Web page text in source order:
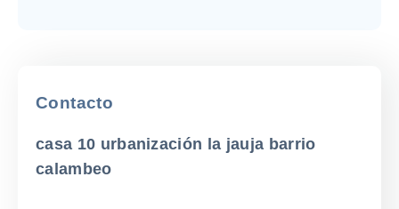
Contacto
casa 10 urbanización la jauja barrio
calambeo